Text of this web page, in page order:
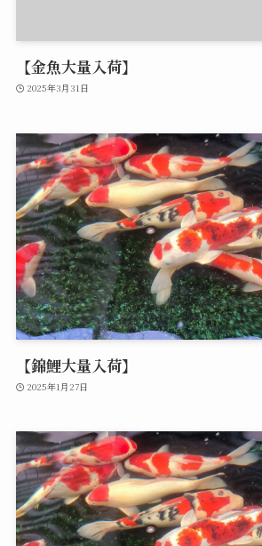
【金魚大量入荷】
2025年3月31日
【錦鯉大量入荷】
2025年1月27日